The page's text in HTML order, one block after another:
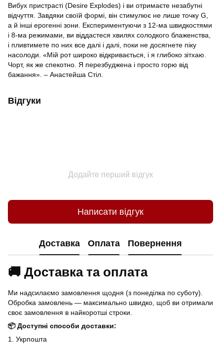
Вибух пристрасті (Desire Explodes) і ви отримаєте незабутні
відчуття. Завдяки своїй формі, він стимулює не лише точку G,
а й інші ерогенні зони. Експериментуючи з 12-ма швидкостями
і 8-ма режимами, ви віддастеся хвилях солодкого блаженства,
і пливтимете по них все далі і далі, поки не досягнете піку
насолоди. «Мій рот широко відкривається, і я глибоко зітхаю.
Чорт, як же спекотно. Я перезбуджена і просто горю від
бажання». – Анастейша Стіл.
Відгуки
Додайте перший відгук
Написати відгук
Доставка Оплата Повернення
🚚 Доставка та оплата
Ми надсилаємо замовлення щодня (з понеділка по суботу).
Обробка замовлень — максимально швидко, щоб ви отримали
своє замовлення в найкоротші строки.
📦 Доступні способи доставки:
1. Укрпошта